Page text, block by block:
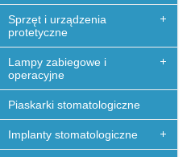
Sprzęt i urządzenia
protetyczne
Lampy zabiegowe i
operacyjne
Piaskarki stomatologiczne
Implanty stomatologiczne